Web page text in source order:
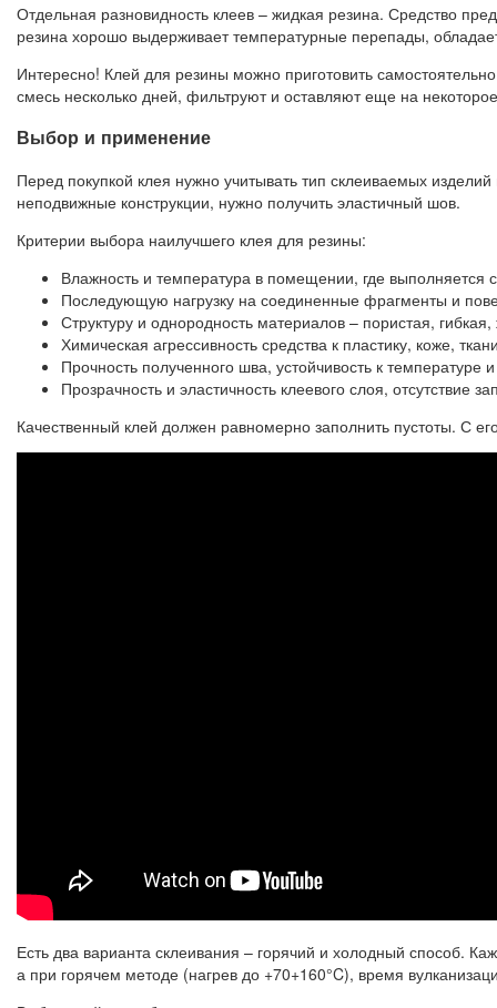
Отдельная разновидность клеев – жидкая резина. Средство
резина хорошо выдерживает температурные перепады,
Интересно! Клей для резины можно приготовить
смесь несколько дней, фильтруют и оставляют еще на
Выбор и применение
Перед покупкой клея нужно учитывать тип склеиваемых
неподвижные конструкции, нужно получить эластичный шов.
Критерии выбора наилучшего клея для резины:
Влажность и температура в помещении, где выполняется
Последующую нагрузку на соединенные фрагменты и
Структуру и однородность материалов – пористая, гибкая,
Химическая агрессивность средства к пластику, коже,
Прочность полученного шва, устойчивость к температуре
Прозрачность и эластичность клеевого слоя, отсутствие
Качественный клей должен равномерно заполнить пустоты. С
Есть два варианта склеивания – горячий и холодный способ.
а при горячем методе (нагрев до +70+160°C), время